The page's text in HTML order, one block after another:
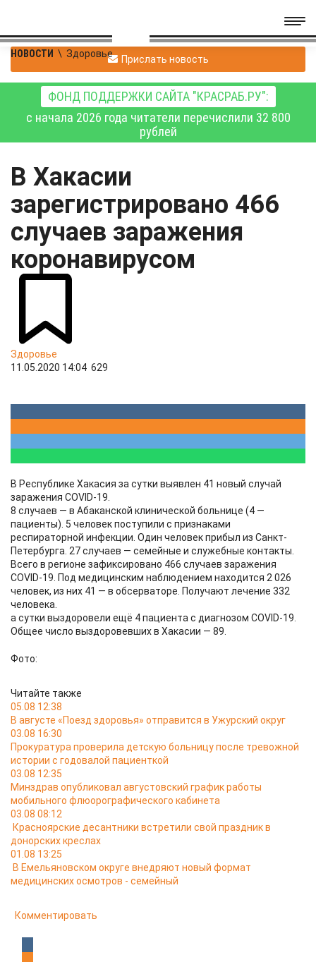
НОВОСТИ \ Здоровье Прислать новость
ФОНД ПОДДЕРЖКИ САЙТА "КРАСРАБ.РУ":
с начала 2026 года читатели перечислили 32 800
рублей
В Хакасии
зарегистрировано 466
случаев заражения
коронавирусом
Здоровье
11.05.2020 14:04 629
В Республике Хакасия за сутки выявлен 41 новый случай
заражения COVID-19.
8 случаев — в Абаканской клинической больнице (4 —
пациенты). 5 человек поступили с признаками
респираторной инфекции. Один человек прибыл из Санкт-
Петербурга. 27 случаев — семейные и служебные контакты.
Всего в регионе зафиксировано 466 случаев заражения
COVID-19. Под медицинским наблюдением находится 2 026
человек, из них 41 — в обсерваторе. Получают лечение 332
человека.
а сутки выздоровели ещё 4 пациента с диагнозом COVID-19.
Общее число выздоровевших в Хакасии — 89.
Фото:
Читайте также
05.08 12:38
В августе «Поезд здоровья» отправится в Ужурский округ
03.08 16:30
Прокуратура проверила детскую больницу после тревожной
истории с годовалой пациенткой
03.08 12:35
Минздрав опубликовал августовский график работы
мобильного флюорографического кабинета
03.08 08:12
Красноярские десантники встретили свой праздник в
донорских креслах
01.08 13:25
В Емельяновском округе внедряют новый формат
медицинских осмотров - семейный
Комментировать